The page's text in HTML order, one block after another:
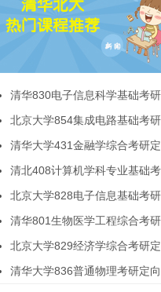
清华830电子信息科学基础考
北京大学854集成电路基础考
清华大学431金融学综合考研
清北408计算机学科专业基础
北京大学828电子信息基础考
清华801生物医学工程综合考
北京大学829经济学综合考研
清华大学836普通物理考研定